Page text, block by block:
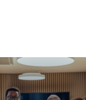
automatizaci